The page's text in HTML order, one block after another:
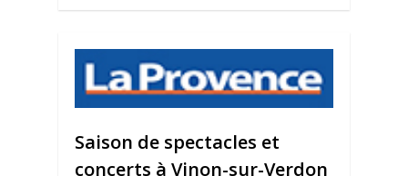
Saison de spectacles et
concerts à Vinon-sur-Verdon